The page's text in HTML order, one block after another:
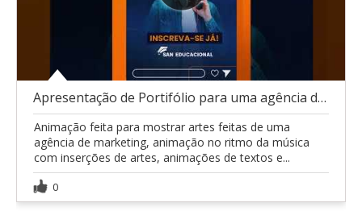
Apresentação de Portifólio para uma agência de MKT
Animação feita para mostrar artes feitas de uma
agência de marketing, animação no ritmo da música
com inserções de artes, animações de textos e...
0